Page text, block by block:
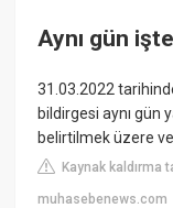
Aynı gün
31.03.2022
bildirgesi aynı gün
belirtilmek üzere
Kaynak kaldırma
muhasebenews.com